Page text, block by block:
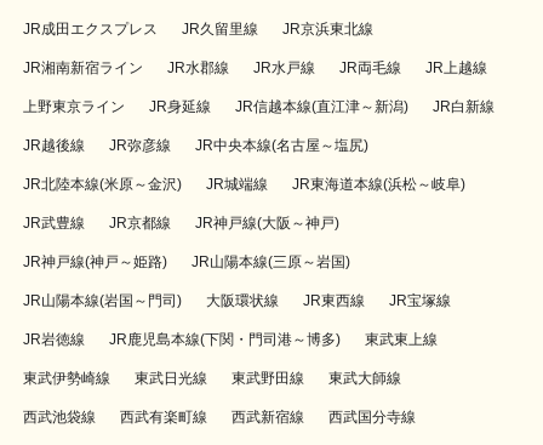
JR成田エクスプレス JR久留里線 JR京浜東北線
JR湘南新宿ライン JR水郡線 JR水戸線 JR両毛線 JR上越線
上野東京ライン JR身延線 JR信越本線(直江津～新潟) JR白新線
JR越後線 JR弥彦線 JR中央本線(名古屋～塩尻)
JR北陸本線(米原～金沢) JR城端線 JR東海道本線(浜松～岐阜)
JR武豊線 JR京都線 JR神戸線(大阪～神戸)
JR神戸線(神戸～姫路) JR山陽本線(三原～岩国)
JR山陽本線(岩国～門司) 大阪環状線 JR東西線 JR宝塚線
JR岩徳線 JR鹿児島本線(下関・門司港～博多) 東武東上線
東武伊勢崎線 東武日光線 東武野田線 東武大師線
西武池袋線 西武有楽町線 西武新宿線 西武国分寺線